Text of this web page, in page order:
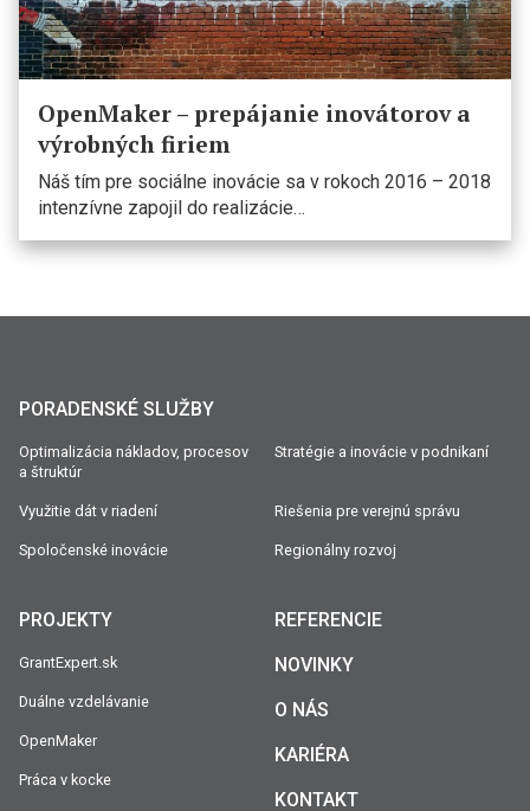
OpenMaker – prepájanie inovátorov a
výrobných firiem
Náš tím pre sociálne inovácie sa v rokoch 2016 – 2018
intenzívne zapojil do realizácie…
PORADENSKÉ SLUŽBY
Optimalizácia nákladov, procesov
a štruktúr
Stratégie a inovácie v podnikaní
Využitie dát v riadení Riešenia pre verejnú správu
Spoločenské inovácie Regionálny rozvoj
PROJEKTY
GrantExpert.sk
Duálne vzdelávanie
OpenMaker
Práca v kocke
REFERENCIE
NOVINKY
O NÁS
KARIÉRA
KONTAKT